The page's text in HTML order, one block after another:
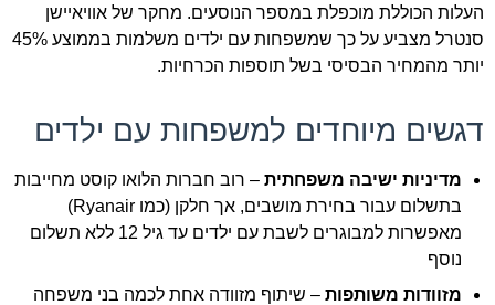
העלות הכוללת מוכפלת במספר הנוסעים. מחקר של אוויאיישן
סנטרל מצביע על כך שמשפחות עם ילדים משלמות בממוצע 45%
יותר מהמחיר הבסיסי בשל תוספות הכרחיות.
דגשים מיוחדים למשפחות עם ילדים
מדיניות ישיבה משפחתית – רוב חברות הלואו קוסט מחייבות
בתשלום עבור בחירת מושבים, אך חלקן (כמו Ryanair)
מאפשרות למבוגרים לשבת עם ילדים עד גיל 12 ללא תשלום
נוסף
מזוודות משותפות – שיתוף מזוודה אחת לכמה בני משפחה